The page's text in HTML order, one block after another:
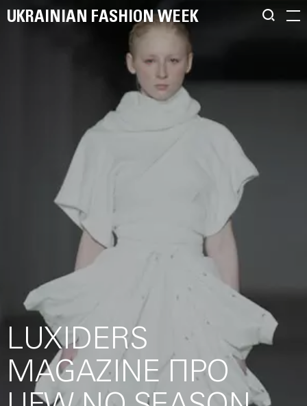
UKRAINIAN FASHION WEEK
LUXIDERS
MAGAZINE ПРО